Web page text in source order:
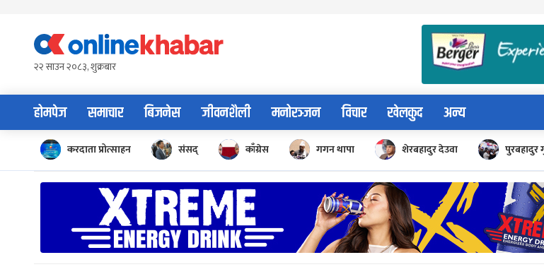
content२२ साउन २०८३, शुक्रबार
होमपेज समाचार बिजनेस जीवनशैली मनोरञ्जन विचार खेलकुद अन्य
करदाता प्रोत्साहन संसद् काँग्रेस गगन थापा शेरबहादुर देउवा